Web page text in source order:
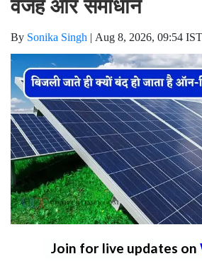
वजह और समाधान
By Sonika Singh | Aug 8, 2026, 09:54 IST
Join for live updates on